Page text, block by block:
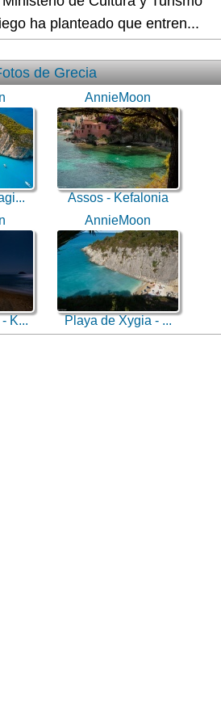
ha planteado que entren...
de Grecia
AnnieMoon
Assos - Kefalonia
K...
AnnieMoon
Playa de Xygia - ...